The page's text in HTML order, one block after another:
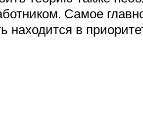
Самое
находится в